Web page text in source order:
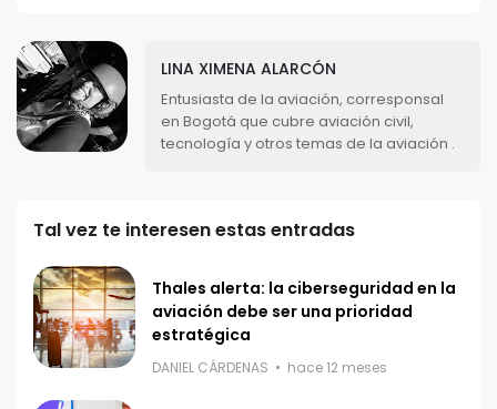
LINA XIMENA ALARCÓN
Entusiasta de la aviación, corresponsal
en Bogotá que cubre aviación civil,
tecnología y otros temas de la aviación .
Tal vez te interesen estas entradas
Thales alerta: la ciberseguridad en la
aviación debe ser una prioridad
estratégica
DANIEL CÁRDENAS hace 12 meses